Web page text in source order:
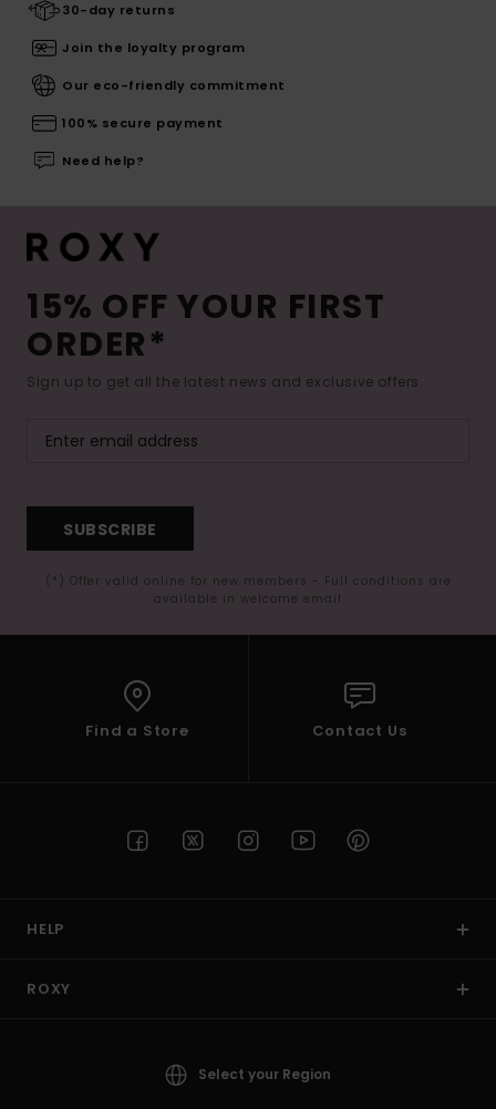
30-day returns
Join the loyalty program
Our eco-friendly commitment
100% secure payment
Need help?
15% OFF YOUR FIRST
ORDER*
Sign up to get all the latest news and exclusive offers.
SUBSCRIBE
(*) Offer valid online for new members - Full conditions are
available in welcome email
Find a Store Contact Us
HELP
ROXY
Select your Region